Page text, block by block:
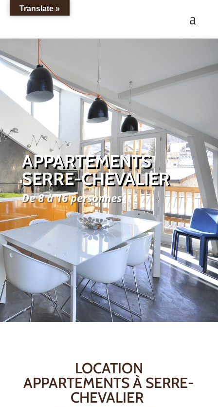
APPARTEMENTS
SERRE-CHEVALIER
De 8 à 16 personnes
LOCATION
APPARTEMENTS À SERRE-
CHEVALIER
Translate »